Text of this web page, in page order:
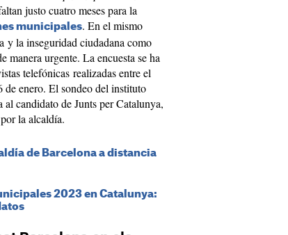
justo cuatro meses para la
municipales. En el mismo
y la inseguridad ciudadana como
manera urgente. La encuesta se ha
telefónicas realizadas entre el
de enero. El sondeo del instituto
candidato de Junts per Catalunya,
la alcaldía.
de Barcelona a distancia
2023 en Catalunya: